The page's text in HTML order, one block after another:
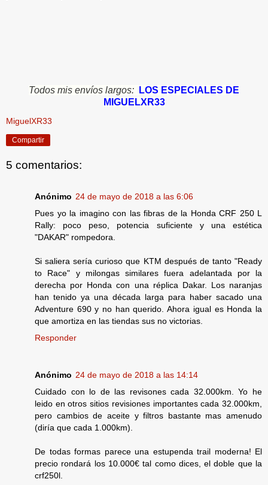
Todos mis envíos largos:
LOS ESPECIALES DE
MIGUELXR33
MiguelXR33
Compartir
5 comentarios:
Anónimo 24 de mayo de 2018 a las 6:06
Pues yo la imagino con las fibras de la Honda CRF 250 L
Rally: poco peso, potencia suficiente y una estética
"DAKAR" rompedora.
Si saliera sería curioso que KTM después de tanto "Ready
to Race" y milongas similares fuera adelantada por la
derecha por Honda con una réplica Dakar. Los naranjas
han tenido ya una década larga para haber sacado una
Adventure 690 y no han querido. Ahora igual es Honda la
que amortiza en las tiendas sus no victorias.
Responder
Anónimo 24 de mayo de 2018 a las 14:14
Cuidado con lo de las revisones cada 32.000km. Yo he
leido en otros sitios revisiones importantes cada 32.000km,
pero cambios de aceite y filtros bastante mas amenudo
(diría que cada 1.000km).
De todas formas parece una estupenda trail moderna! El
precio rondará los 10.000€ tal como dices, el doble que la
crf250l.